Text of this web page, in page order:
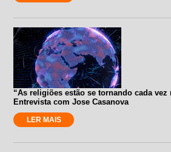
“As religiões estão se tornando cada vez
Entrevista com Jose Casanova
LER MAIS